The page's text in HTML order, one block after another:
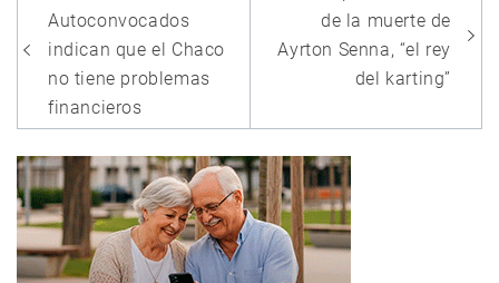
de
entradas
Autoconvocados
indican que el Chaco
no tiene problemas
financieros
de la muerte de
Ayrton Senna, “el rey
del karting”